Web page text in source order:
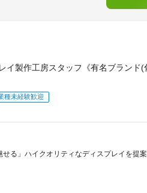
イ製作工房スタッフ《有名ブランド
種未経験歓迎
せる」ハイクオリティなディスプレイを提